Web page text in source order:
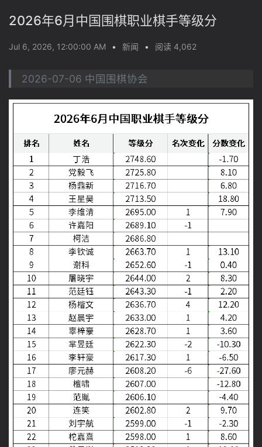
2026年6月中国围棋职业棋手等级分
Jul 6, 2026, 12:00:00 AM • 新闻 • 阅读 4,062
2026-07-06 中国围棋协会